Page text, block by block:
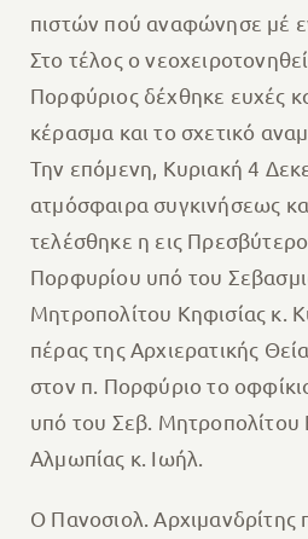
πιστών πού αναφώνησε μέ
Στο τέλος ο
Πορφύριος δέχθηκε ευχές
κέρασμα και το σχετικό
Την επόμενη, Κυριακή 4
ατμόσφαιρα συγκινήσεως
τελέσθηκε η εις
Πορφυρίου υπό του
Μητροπολίτου Κηφισίας κ.
πέρας της Αρχιερατικής
στον π. Πορφύριο το
υπό του Σεβ. Μητροπολίτου
Αλμωπίας κ. Ιωήλ.
Ο Πανοσιολ. Αρχιμανδρίτης